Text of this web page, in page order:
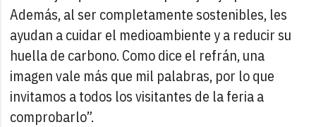
Además, al ser completamente sostenibles, les
ayudan a cuidar el medioambiente y a reducir su
huella de carbono. Como dice el refrán, una
imagen vale más que mil palabras, por lo que
invitamos a todos los visitantes de la feria a
comprobarlo”.